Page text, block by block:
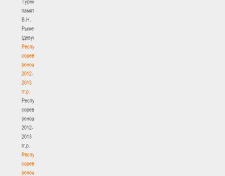
Турнир
памяти
В.Н.
Рыженкова
(девушки)
Республиканские
соревнования
(юноши)
2012-
2013
гг.р.
Республиканские
соревнования
(юноши)
2012-
2013
гг.р.
Республиканские
соревнования
(юноши)